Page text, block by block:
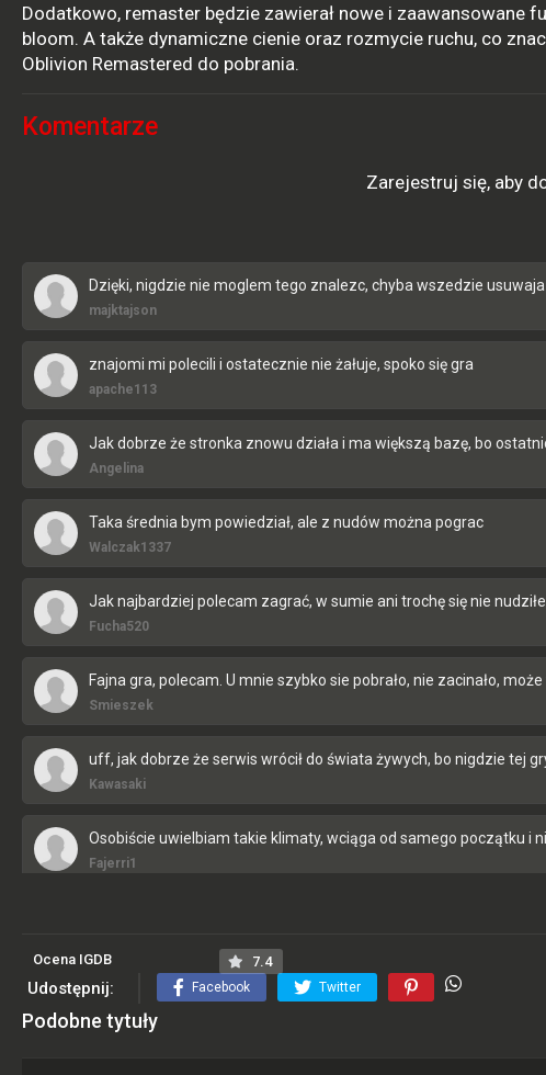
Dodatkowo, remaster będzie zawierał nowe i zaawansowane
bloom. A także dynamiczne cienie oraz rozmycie ruchu, co
Oblivion Remastered do pobrania.
Komentarze
Zarejestruj się, aby
Dzięki, nigdzie nie moglem tego znalezc, chyba wszedzie
majktajson
znajomi mi polecili i ostatecznie nie żałuje, spoko się gra
apache113
Jak dobrze że stronka znowu działa i ma większą bazę, bo
Angelina
Taka średnia bym powiedział, ale z nudów można pograc
Walczak1337
Jak najbardziej polecam zagrać, w sumie ani trochę się nie
Fucha520
Fajna gra, polecam. U mnie szybko sie pobrało, nie zacinało,
Smieszek
uff, jak dobrze że serwis wrócił do świata żywych, bo nigdzie tej
Kawasaki
Osobiście uwielbiam takie klimaty, wciąga od samego początku i
Fajerri1
Już nie narzekajcie tak na rejestracje, w dzisiejszych czasach jest
Marcel09
Ocena IGDB 7.4
Udostępnij: Facebook Twitter
Podobne tytuły